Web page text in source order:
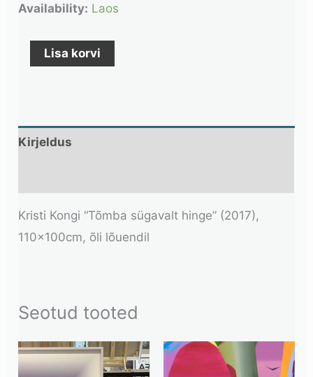
Availability: Laos
Lisa korvi
Kirjeldus
Kristi Kongi “Tõmba sügavalt hinge” (2017),
110x100cm, õli lõuendil
Seotud tooted